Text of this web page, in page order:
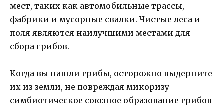
мест, таких как автомобильные трассы,
фабрики и мусорные свалки. Чистые леса и
поля являются наилучшими местами для
сбора грибов.
Когда вы нашли грибы, осторожно выдерните
их из земли, не повреждая микоризу –
симбиотическое союзное образование грибов